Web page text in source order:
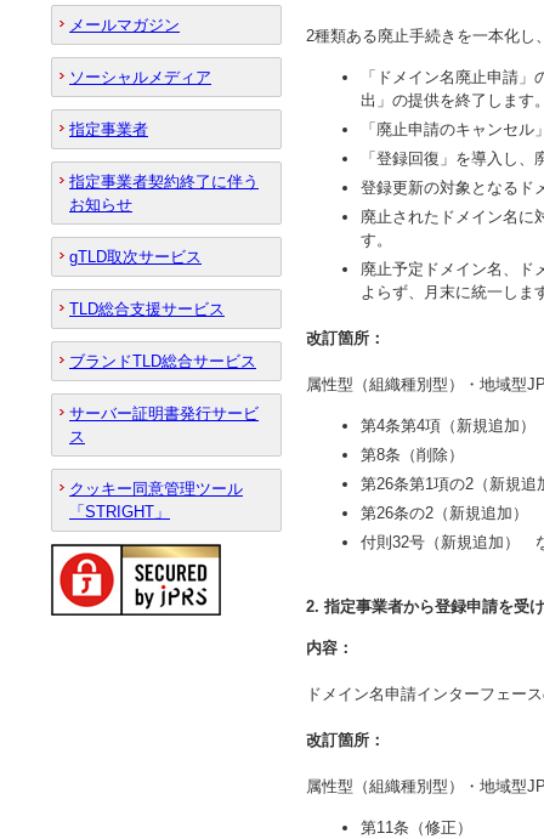
2種類ある廃止手続きを一本化し
「ドメイン名廃止申請
出」の提供を終了します
「廃止申請のキャンセ
「登録回復」を導入し
登録更新の対象となるド
廃止されたドメイン名に
す。
廃止予定ドメイン名、ド
よらず、月末に統一しま
改訂箇所：
属性型（組織種別型）・地域型
第4条第4項（新規追加）
第8条（削除）
第26条第1項の2（新規追
第26条の2（新規追加）
付則32号（新規追加）
2. 指定事業者から登録申請を受
内容：
ドメイン名申請インターフェー
改訂箇所：
属性型（組織種別型）・地域型
第11条（修正）
メールマガジン
ソーシャルメディア
指定事業者
指定事業者契約終了に伴う
お知らせ
gTLD取次サービス
TLD総合支援サービス
ブランドTLD総合サービス
サーバー証明書発行サービ
ス
クッキー同意管理ツール
「STRIGHT」